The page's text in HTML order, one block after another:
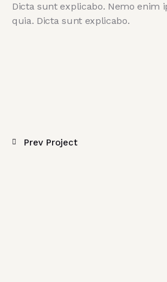
Dicta sunt explicabo. Nemo
quia. Dicta sunt explicabo.
Prev Project